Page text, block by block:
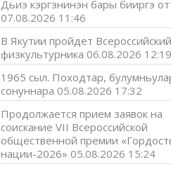
Дьиэ кэргэнинэн бары бииргэ
07.08.2026 11:46
В Якутии пройдет
физкультурника 06.08.2026 12:19
1965 сыл. Походтар,
сонуннара 05.08.2026 17:32
Продолжается прием заявок на
соискание VII Всероссийской
общественной премии
нации-2026» 05.08.2026 15:24